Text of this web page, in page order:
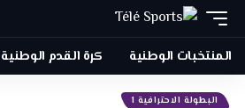
المنتخبات الوطنية كرة القدم الوطنية
البطولة الاحترافية 1